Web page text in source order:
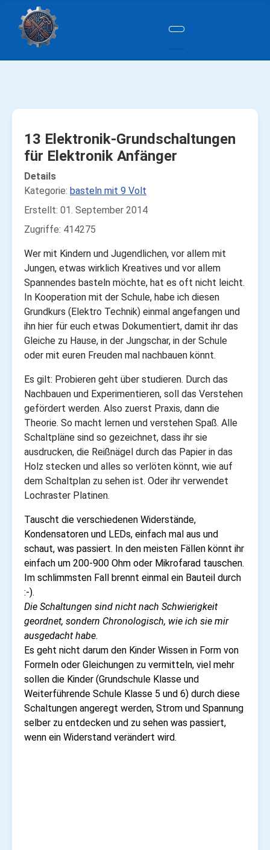
13 Elektronik-Grundschaltungen
für Elektronik Anfänger
Details
Kategorie: basteln mit 9 Volt
Erstellt: 01. September 2014
Zugriffe: 414275
Wer mit Kindern und Jugendlichen, vor allem mit
Jungen, etwas wirklich Kreatives und vor allem
Spannendes basteln möchte, hat es oft nicht leicht.
In Kooperation mit der Schule, habe ich diesen
Grundkurs (Elektro Technik) einmal angefangen und
ihn hier für euch etwas Dokumentiert, damit ihr das
Gleiche zu Hause, in der Jungschar, in der Schule
oder mit euren Freuden mal nachbauen könnt.
Es gilt: Probieren geht über studieren. Durch das
Nachbauen und Experimentieren, soll das Verstehen
gefördert werden. Also zuerst Praxis, dann die
Theorie. So macht lernen und verstehen Spaß. Alle
Schaltpläne sind so gezeichnet, dass ihr sie
ausdrucken, die Reißnägel durch das Papier in das
Holz stecken und alles so verlöten könnt, wie auf
dem Schaltplan zu sehen ist. Oder ihr verwendet
Lochraster Platinen.
Tauscht die verschiedenen Widerstände,
Kondensatoren und LEDs, einfach mal aus und
schaut, was passiert. In den meisten Fällen könnt ihr
einfach um 200-900 Ohm oder Mikrofarad tauschen.
Im schlimmsten Fall brennt einmal ein Bauteil durch
:-).
Die Schaltungen sind nicht nach Schwierigkeit
geordnet, sondern Chronologisch, wie ich sie mir
ausgedacht habe.
Es geht nicht darum den Kinder Wissen in Form von
Formeln oder Gleichungen zu vermitteln, viel mehr
sollen die Kinder (Grundschule Klasse und
Weiterführende Schule Klasse 5 und 6) durch diese
Schaltungen angeregt werden, Strom und Spannung
selber zu entdecken und zu sehen was passiert,
wenn ein Widerstand verändert wird.